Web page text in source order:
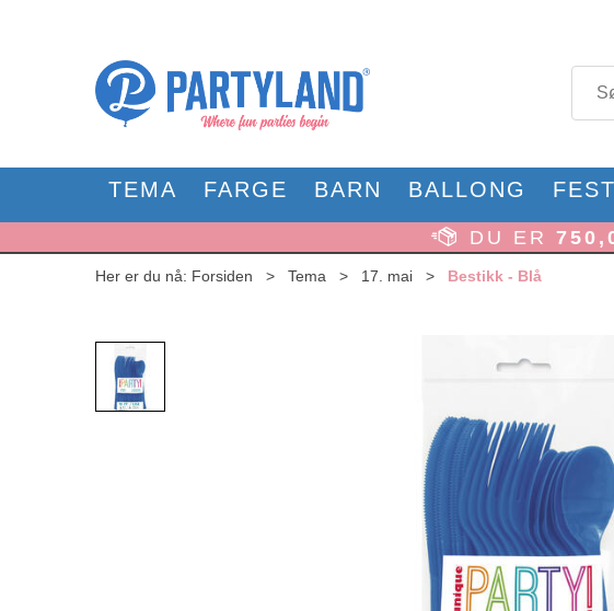
TEMA FARGE BARN BALLONG
DU ER
Her er du nå: Forsiden > Tema > 17. mai > Bestikk - Blå